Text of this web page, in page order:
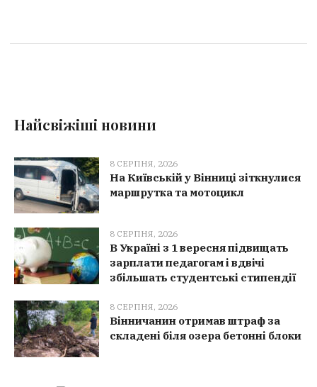
Найсвіжіші новини
8 СЕРПНЯ, 2026
На Київській у Вінниці зіткнулися
маршрутка та мотоцикл
8 СЕРПНЯ, 2026
В Україні з 1 вересня підвищать
зарплати педагогам і вдвічі
збільшать студентські стипендії
8 СЕРПНЯ, 2026
Вінничанин отримав штраф за
складені біля озера бетонні блоки